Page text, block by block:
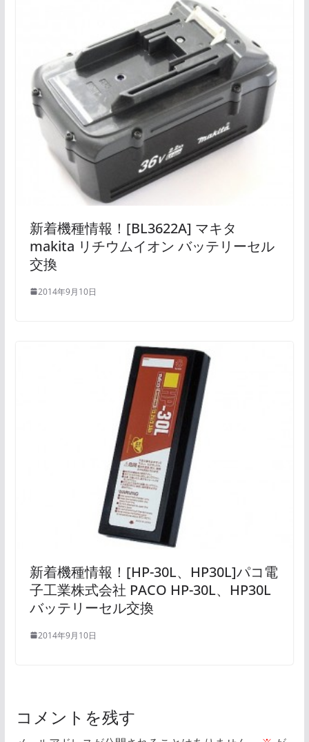
新着機種情報！[BL3622A] マキタ
makita リチウムイオン バッテリーセル
交換
2014年9月10日
新着機種情報！[HP-30L、HP30L]パコ電
子工業株式会社 PACO HP-30L、HP30L
バッテリーセル交換
2014年9月10日
コメントを残す